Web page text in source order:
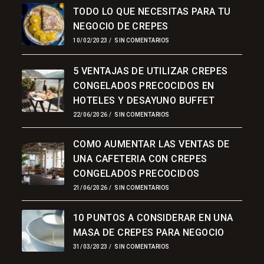
TODO LO QUE NECESITAS PARA TU
NEGOCIO DE CREPES
10/02/2023 / SIN COMENTARIOS
5 VENTAJAS DE UTILIZAR CREPES
CONGELADOS PRECOCIDOS EN
HOTELES Y DESAYUNO BUFFET
22/06/2026 / SIN COMENTARIOS
COMO AUMENTAR LAS VENTAS DE
UNA CAFETERIA CON CREPES
CONGELADOS PRECOCIDOS
21/06/2026 / SIN COMENTARIOS
10 PUNTOS A CONSIDERAR EN UNA
MASA DE CREPES PARA NEGOCIO
31/03/2023 / SIN COMENTARIOS